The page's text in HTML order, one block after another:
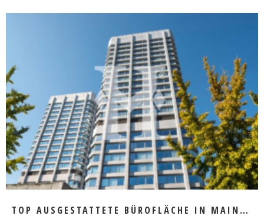
MEHR ERFAHREN
TOP AUSGESTATTETE BÜROFLÄCHE IN MAINZ ZU VERMIETEN